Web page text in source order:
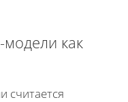
модели как
считается